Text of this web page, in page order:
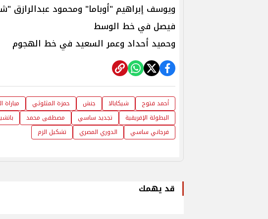
ويوسف إبراهيم "أوباما" ومحمود
فيصل في خط الوسط
وحميد أحداد وعمر السعيد في خط الهجوم
أحمد فتوح شيكابالا جنش حمزة المثلوثي مباراة
البطولة الإفريقية
تجديد ساسي مصطفى محمد
فرجاني ساسي
الدوري المصري تشكيل الزم
قد يهمك